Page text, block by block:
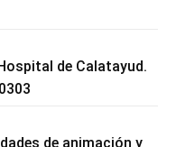
de Calatayud.
de animación y